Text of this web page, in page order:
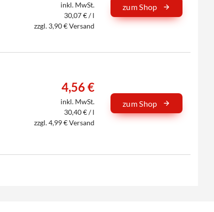
inkl. MwSt.
30,07 € / l
zzgl. 3,90 € Versand
zum Shop
4,56 €
inkl. MwSt.
30,40 € / l
zzgl. 4,99 € Versand
zum Shop